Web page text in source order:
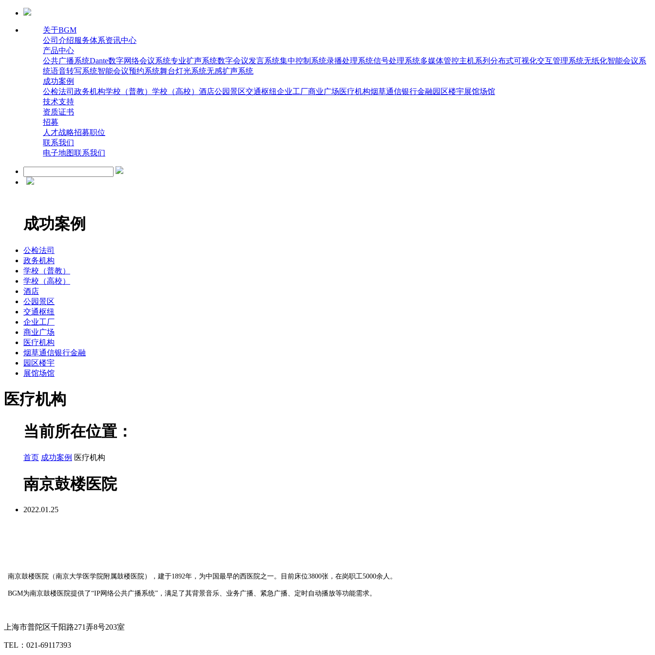
关于BGM
公司介绍服务体系资讯中心
产品中心
公共广播系统Dante数字网络会议系统专业扩声系统数字会议发言系统集中控制系统录播处理系统信号处理系统多媒体管控主机系列 分布式可视化交互管理系统无纸化智能会议系
统语音转写系统智能会议预约系统舞台灯光系统无感扩声系统
成功案例
公检法司 政务机构学校（普教） 学校（高校） 酒店公园景区交通枢纽企业工厂商业广场医疗机构烟草通信银行金融园区楼宇展馆场馆
技术支持
资质证书
招募
人才战略招募职位
联系我们
电子地图联系我们
成功案例
公检法司
政务机构
学校（普教）
学校（高校）
酒店
公园景区
交通枢纽
企业工厂
商业广场
医疗机构
烟草通信银行金融
园区楼宇
展馆场馆
医疗机构
当前所在位置：
首页 成功案例 医疗机构
南京鼓楼医院
2022.01.25
南京鼓楼医院（南京大学医学院附属鼓楼医院），建于1892年，为中国最早的西医院之一。目前床位3800张，在岗职工5000余人。
BGM为南京鼓楼医院提供了“IP网络公共广播系统”，满足了其背景音乐、业务广播、紧急广播、定时自动播放等功能需求。
上海市普陀区千阳路271弄8号203室
TEL：021-69117393